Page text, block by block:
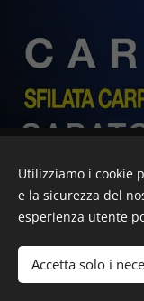
Pro Buja A.P.S.-
Friuli-Venezia
© 2016 Pro Buja -
Utilizziamo i cookie
e la sicurezza del
esperienza utente
Accetta solo i